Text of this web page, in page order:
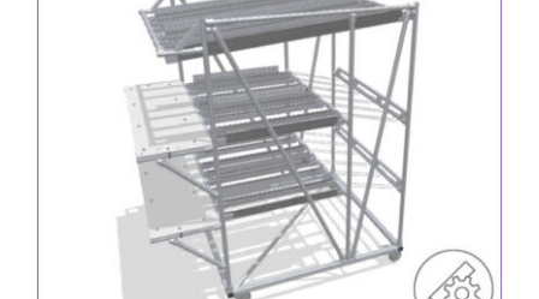
Estructura FIFO móvil con plataformas de
trabajo